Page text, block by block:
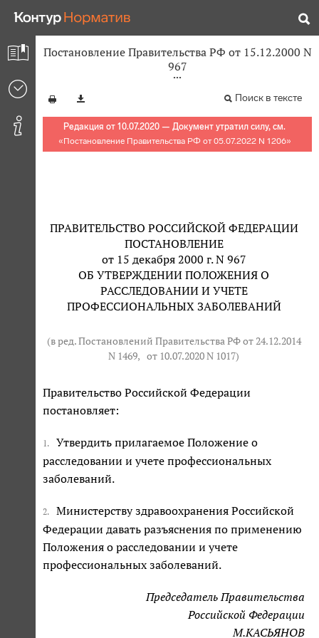
Постановление Правительства РФ от 15.12.2000 N
967
Поиск в тексте
Редакция от 10.07.2020 — Документ утратил силу, см.
«Постановление Правительства РФ от 05.07.2022 N 1206»
ПРАВИТЕЛЬСТВО РОССИЙСКОЙ ФЕДЕРАЦИИ
ПОСТАНОВЛЕНИЕ
от 15 декабря 2000 г. N 967
ОБ УТВЕРЖДЕНИИ ПОЛОЖЕНИЯ О
РАССЛЕДОВАНИИ И УЧЕТЕ
ПРОФЕССИОНАЛЬНЫХ ЗАБОЛЕВАНИЙ
(в ред. Постановлений Правительства РФ от 24.12.2014
N 1469, от 10.07.2020 N 1017)
Правительство Российской Федерации
постановляет:
1.
Утвердить прилагаемое Положение о
расследовании и учете профессиональных
заболеваний.
2.
Министерству здравоохранения Российской
Федерации давать разъяснения по применению
Положения о расследовании и учете
профессиональных заболеваний.
Председатель Правительства
Российской Федерации
М.КАСЬЯНОВ